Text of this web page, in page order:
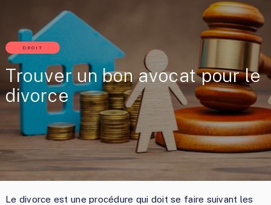
DROIT
Trouver un bon avocat pour le
divorce
Le divorce est une procédure qui doit se faire suivant les